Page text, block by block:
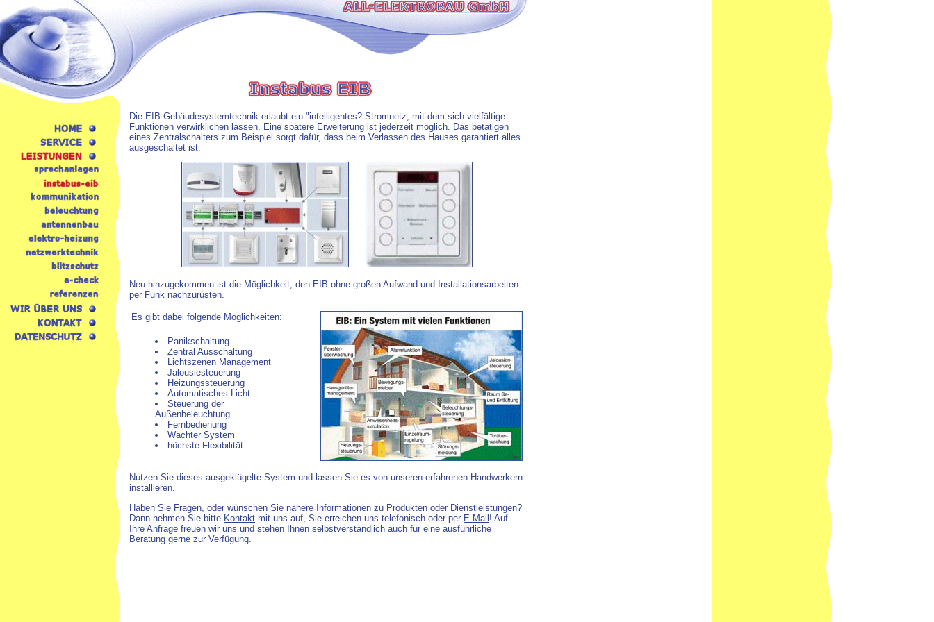
Die EIB Gebäudesystemtechnik erlaubt ein "intelligentes? Stromnetz, mit dem sich vielfältige
Funktionen verwirklichen lassen. Eine spätere Erweiterung ist jederzeit möglich. Das betätigen
eines Zentralschalters zum Beispiel sorgt dafür, dass beim Verlassen des Hauses garantiert alles
ausgeschaltet ist.
Neu hinzugekommen ist die Möglichkeit, den EIB ohne großen Aufwand und Installationsarbeiten
per Funk nachzurüsten.
Es gibt dabei folgende Möglichkeiten:
Panikschaltung
Zentral Ausschaltung
Lichtszenen Management
Jalousiesteuerung
Heizungssteuerung
Automatisches Licht
Steuerung der
Außenbeleuchtung
Fernbedienung
Wächter System
höchste Flexibilität
Nutzen Sie dieses ausgeklügelte System und lassen Sie es von unseren erfahrenen Handwerkern
installieren.
Haben Sie Fragen, oder wünschen Sie nähere Informationen zu Produkten oder Dienstleistungen?
Dann nehmen Sie bitte Kontakt mit uns auf, Sie erreichen uns telefonisch oder per E-Mail! Auf
Ihre Anfrage freuen wir uns und stehen Ihnen selbstverständlich auch für eine ausführliche
Beratung gerne zur Verfügung.